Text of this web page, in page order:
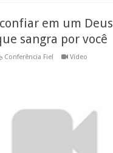
em um Deus
sangra por você
Conferência Fiel Vídeo